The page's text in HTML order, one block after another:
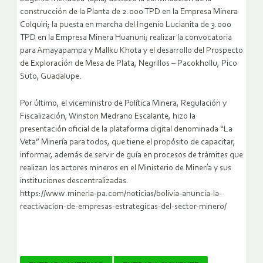
construcción de la Planta de 2.000 TPD en la Empresa Minera
Colquiri; la puesta en marcha del Ingenio Lucianita de 3.000
TPD en la Empresa Minera Huanuni; realizar la convocatoria
para Amayapampa y Mallku Khota y el desarrollo del Prospecto
de Exploración de Mesa de Plata, Negrillos – Pacokhollu, Pico
Suto, Guadalupe.
Por último, el viceministro de Política Minera, Regulación y
Fiscalización, Winston Medrano Escalante, hizo la
presentación oficial de la plataforma digital denominada “La
Veta” Minería para todos, que tiene el propósito de capacitar,
informar, además de servir de guía en procesos de trámites que
realizan los actores mineros en el Ministerio de Minería y sus
instituciones descentralizadas.
https://www.mineria-pa.com/noticias/bolivia-anuncia-la-
reactivacion-de-empresas-estrategicas-del-sector-minero/